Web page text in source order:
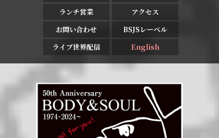
ランチ営業
アクセス
お問い合わせ
BSJSレーベル
ライブ世界配信
English